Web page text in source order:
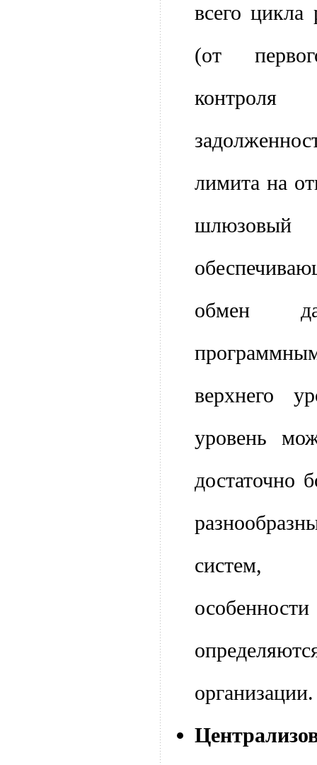
всего цикла
(от
лимита на
обмен
верхнего
уровень
достаточно
систем,
организации.